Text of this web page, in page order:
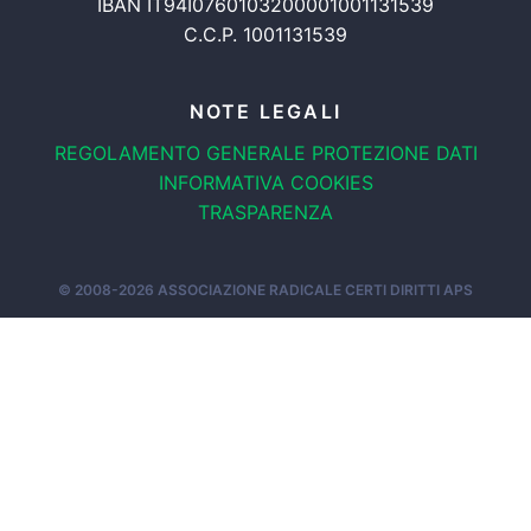
IBAN IT94I0760103200001001131539
C.C.P. 1001131539
NOTE LEGALI
REGOLAMENTO GENERALE PROTEZIONE DATI
INFORMATIVA COOKIES
TRASPARENZA
© 2008-2026 ASSOCIAZIONE RADICALE CERTI DIRITTI APS